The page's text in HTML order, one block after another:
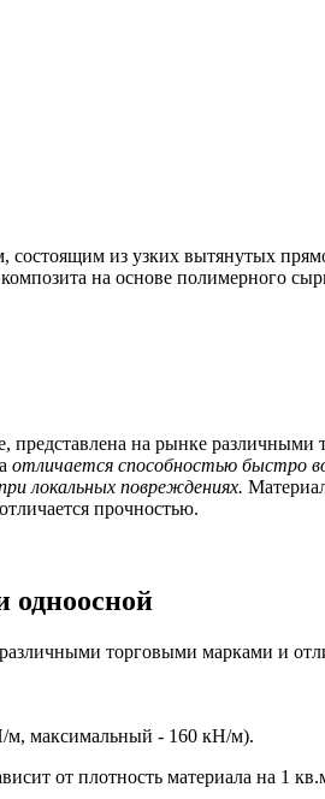
из узких вытянутых
на основе полимерного
представлена на рынке
отличается способностью быстро
локальных повреждениях.
прочностью.
одноосной
торговыми марками и
максимальный - 160 кН/м).
от плотность материала на 1